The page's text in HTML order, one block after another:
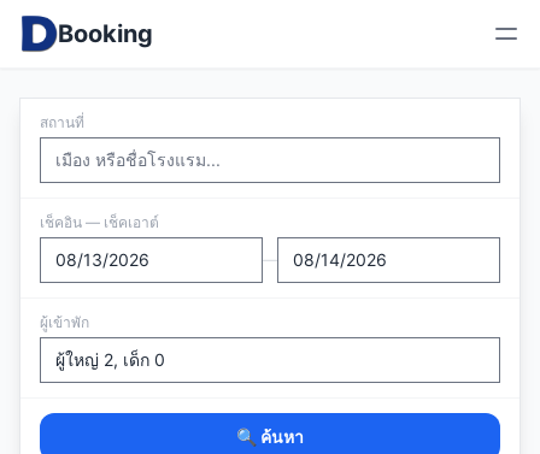
Booking
สถานที่
เช็คอิน — เช็คเอาต์
—
ผู้เข้าพัก
🔍 ค้นหา